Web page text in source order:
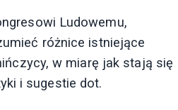
Ludowemu,
różnice istniejące
w miarę jak stają się
i sugestie dot.